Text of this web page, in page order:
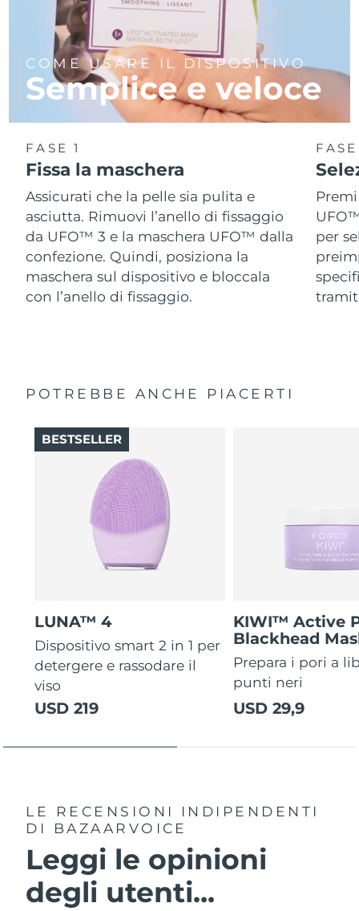
COME USARE IL DISPOSITIVO
Semplice e veloce
FASE 1
Fissa la maschera
Assicurati che la pelle sia pulita e
asciutta. Rimuovi l’anello di fissaggio
da UFO™ 3 e la maschera UFO™ dalla
confezione. Quindi, posiziona la
maschera sul dispositivo e bloccala
con l’anello di fissaggio.
per
POTREBBE ANCHE PIACERTI
LUNA™ 4
Dispositivo smart 2 in 1 per
detergere e rassodare il
viso
USD 219
BESTSELLER
KIWI™ Active
Blackhead
Prepara i pori a
punti neri
USD 29,9
LE RECENSIONI INDIPENDENTI
DI BAZAARVOICE
Leggi le opinioni
degli utenti...